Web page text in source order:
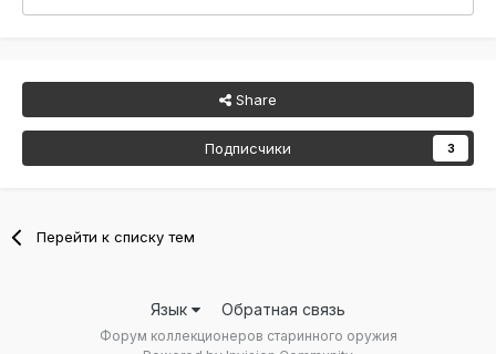
Share
Подписчики 3
Перейти к списку тем
Язык Обратная связь
Форум коллекционеров старинного оружия